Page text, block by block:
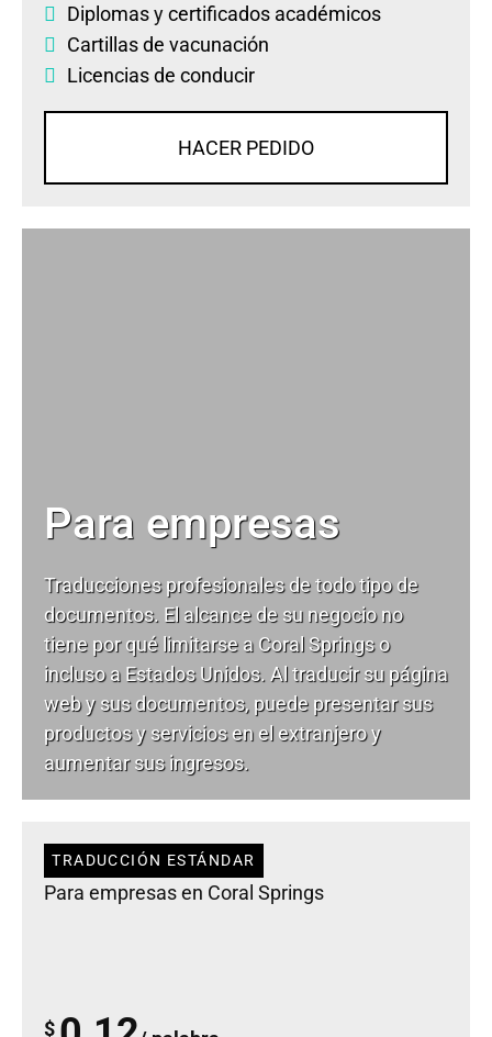
Diplomasycertificados académicos
Cartillas de vacunación
Licencias de conducir
HACER PEDIDO
Para empresas
Traducciones profesionales de todo tipo de
documentos. El alcance de su negocio no
tiene por qué limitarse a Coral Springs o
incluso a Estados Unidos. Al traducir su página
web y sus documentos, puede presentar sus
productos y servicios en el extranjero y
aumentar sus ingresos.
TRADUCCIÓN ESTÁNDAR
Para empresas en Coral Springs
$